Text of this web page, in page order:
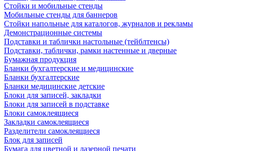
Стойки и мобильные стенды
Мобильные стенды для баннеров
Стойки напольные для каталогов, журналов и рекламы
Демонстрационные системы
Подставки и таблички настольные (тейблтенсы)
Подставки, таблички, рамки настенные и дверные
Бумажная продукция
Бланки бухгалтерские и медицинские
Бланки бухгалтерские
Бланки медицинские детские
Блоки для записей, закладки
Блоки для записей в подставке
Блоки самоклеящиеся
Закладки самоклеящиеся
Разделители самоклеящиеся
Блок для записей
Бумага для цветной и лазерной печати